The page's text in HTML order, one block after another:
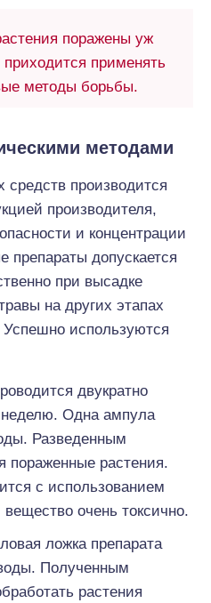
поражены уж
применять
методы борьбы.
методами
производится
производителя,
и концентрации
препараты допускается
при высадке
на других этапах
Успешно используются
двукратно
Одна ампула
Разведенным
пораженные растения.
с использованием
очень токсично.
ложка препарата
Полученным
растения